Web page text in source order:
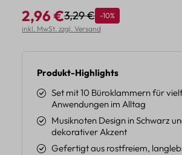
Verkaufspreis:
2,96 €Regulärer Preis:
3,29 € Rabatt
-10%
inkl. MwSt. zzgl. Versand
Produkt-Highlights
Set mit 10 Büroklammern für
Anwendungen im Alltag
Musiknoten Design in Schwarz
dekorativer Akzent
Gefertigt aus rostfreiem,